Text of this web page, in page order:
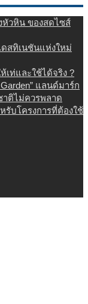
หัวหิน ของสดไซส์
ดสทิเนชันแห่งใหม่
เท่และใช้ได้จริง ?
แลนด์มาร์ก
าติไม่ควรพลาด
รับโครงการที่ต้องใช้